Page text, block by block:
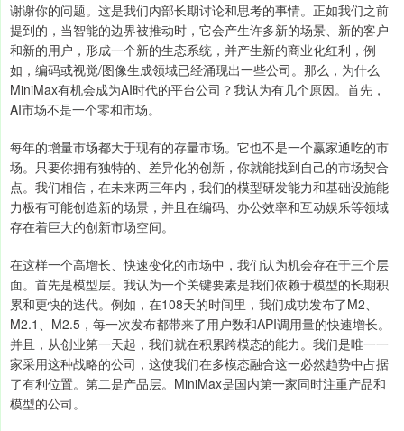
谢谢你的问题。这是我们内部长期讨论和思考的事情。正如我们之前
提到的，当智能的边界被推动时，它会产生许多新的场景、新的客户
和新的用户，形成一个新的生态系统，并产生新的商业化红利，例
如，编码或视觉/图像生成领域已经涌现出一些公司。那么，为什么
MiniMax有机会成为AI时代的平台公司？我认为有几个原因。首先，
AI市场不是一个零和市场。
每年的增量市场都大于现有的存量市场。它也不是一个赢家通吃的市
场。只要你拥有独特的、差异化的创新，你就能找到自己的市场契合
点。我们相信，在未来两三年内，我们的模型研发能力和基础设施能
力极有可能创造新的场景，并且在编码、办公效率和互动娱乐等领域
存在着巨大的创新市场空间。
在这样一个高增长、快速变化的市场中，我们认为机会存在于三个层
面。首先是模型层。我认为一个关键要素是我们依赖于模型的长期积
累和更快的迭代。例如，在108天的时间里，我们成功发布了M2、
M2.1、M2.5，每一次发布都带来了用户数和API调用量的快速增长。
并且，从创业第一天起，我们就在积累跨模态的能力。我们是唯一一
家采用这种战略的公司，这使我们在多模态融合这一必然趋势中占据
了有利位置。第二是产品层。MiniMax是国内第一家同时注重产品和
模型的公司。